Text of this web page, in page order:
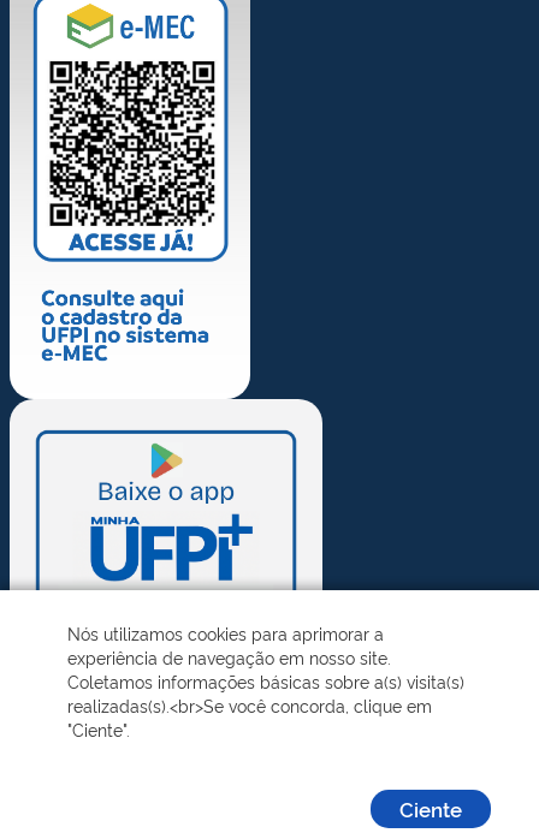
Nós utilizamos cookies para aprimorar a
experiência de navegação em nosso site.
Coletamos informações básicas sobre a(s) visita(s)
realizadas(s).<br>Se você concorda, clique em
"Ciente".
Ciente